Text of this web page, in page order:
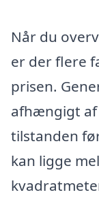
Når du
er der flere
prisen.
afhængigt af
tilstanden
kan ligge